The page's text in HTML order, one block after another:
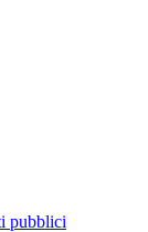
pubblici